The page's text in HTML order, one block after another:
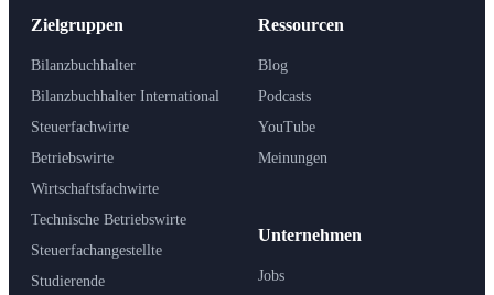
Zielgruppen
Bilanzbuchhalter
Bilanzbuchhalter International
Steuerfachwirte
Betriebswirte
Wirtschaftsfachwirte
Technische Betriebswirte
Steuerfachangestellte
Studierende
Ressourcen
Blog
Podcasts
YouTube
Meinungen
Unternehmen
Jobs